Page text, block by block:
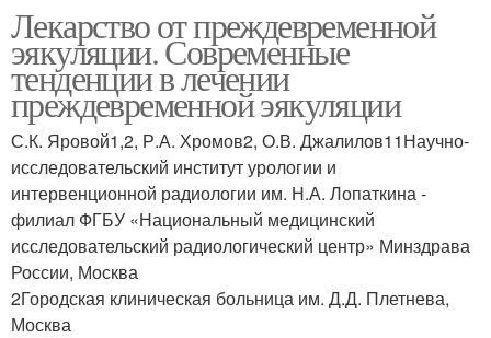
Лекарство от преждевременной
эякуляции. Современные
тенденции в лечении
преждевременной эякуляции
С.К. Яровой1,2, Р.А. Хромов2, О.В. Джалилов11Научно-
исследовательский институт урологии и
интервенционной радиологии им. Н.А. Лопаткина -
филиал ФГБУ «Национальный медицинский
исследовательский радиологический центр» Минздрава
России, Москва
2Городская клиническая больница им. Д.Д. Плетнева,
Москва